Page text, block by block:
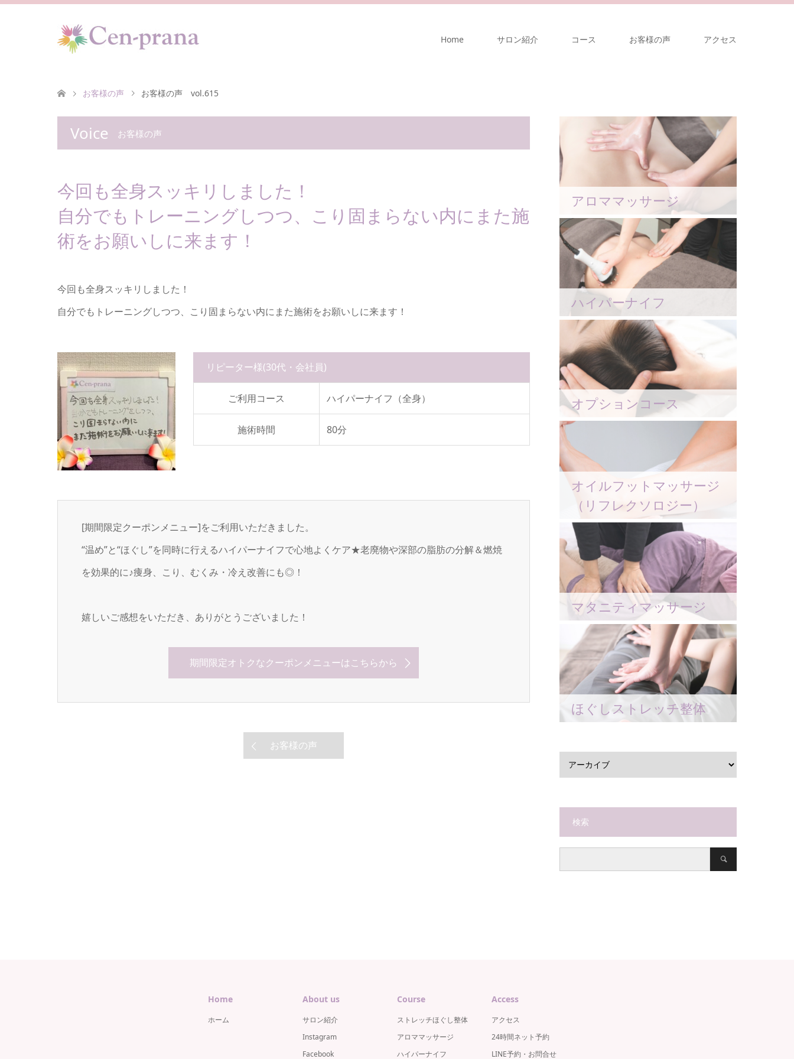
Home サロン紹介 コース お客様の声 アクセス
お客様の声 お客様の声 vol.615
Voice お客様の声
今回も全身スッキリしました！
自分でもトレーニングしつつ、こり固まらない内にまた施
術をお願いしに来ます！
今回も全身スッキリしました！
自分でもトレーニングしつつ、こり固まらない内にまた施術をお願いしに来ます！
リピーター様(30代・会社員)
ご利用コース ハイパーナイフ（全身）
施術時間 80分
[期間限定クーポンメニュー]をご利用いただきました。
“温め”と“ほぐし”を同時に行えるハイパーナイフで心地よくケア★老廃物や深部の脂肪の分解＆燃焼
を効果的に♪痩身、こり、むくみ・冷え改善にも◎！
嬉しいご感想をいただき、ありがとうございました！
期間限定オトクなクーポンメニューはこちらから
お客様の声
アロママッサージ
ハイパーナイフ
オプションコース
オイルフットマッサージ
（リフレクソロジー）
マタニティマッサージ
ほぐしストレッチ整体
検索
Home
ホーム
About us
サロン紹介
Instagram
Facebook
Course
ストレッチほぐし整体
アロママッサージ
ハイパーナイフ
Access
アクセス
24時間ネット予約
LINE予約・お問合せ